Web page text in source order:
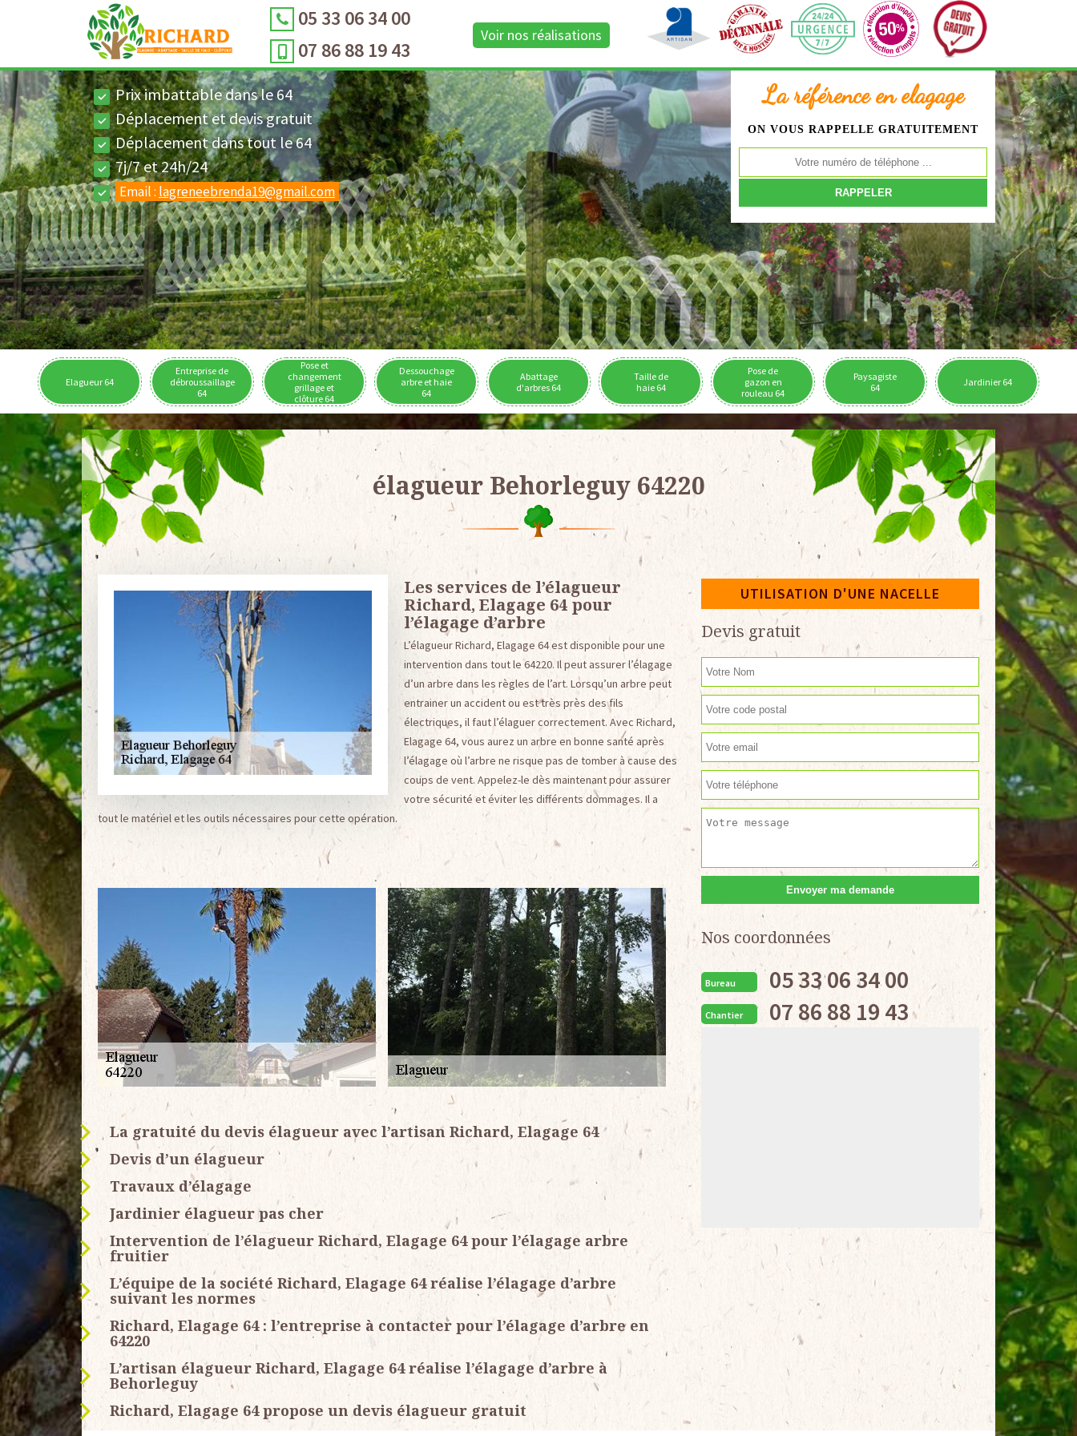
05 33 06 34 00
07 86 88 19 43
Voir nos réalisations
La référence en elagage
ON VOUS RAPPELLE GRATUITEMENT
Prix imbattable dans le 64
Déplacement et devis gratuit
Déplacement dans tout le 64
7j/7 et 24h/24
Email : lagreneebrenda19@gmail.com
Elagueur 64
Entreprise de
débroussaillage
64
Pose et
changement
grillage et
clôture 64
Dessouchage
arbre et haie
64
Abattage
d'arbres 64
Taille de
haie 64
Pose de
gazon en
rouleau 64
Paysagiste
64
Jardinier 64
élagueur Behorleguy 64220
Les services de l’élagueur
Richard, Elagage 64 pour
l’élagage d’arbre
L’élagueur Richard, Elagage 64 est disponible pour une
intervention dans tout le 64220. Il peut assurer l’élagage
d’un arbre dans les règles de l’art. Lorsqu’un arbre peut
entrainer un accident ou est très près des fils
électriques, il faut l’élaguer correctement. Avec Richard,
Elagage 64, vous aurez un arbre en bonne santé après
l’élagage où l’arbre ne risque pas de tomber à cause des
coups de vent. Appelez-le dès maintenant pour assurer
votre sécurité et éviter les différents dommages. Il a
tout le matériel et les outils nécessaires pour cette opération.
La gratuité du devis élagueur avec l’artisan Richard, Elagage 64
Devis d’un élagueur
Travaux d’élagage
Jardinier élagueur pas cher
Intervention de l’élagueur Richard, Elagage 64 pour l’élagage arbre
fruitier
L’équipe de la société Richard, Elagage 64 réalise l’élagage d’arbre
suivant les normes
Richard, Elagage 64 : l’entreprise à contacter pour l’élagage d’arbre en
64220
L’artisan élagueur Richard, Elagage 64 réalise l’élagage d’arbre à
Behorleguy
Richard, Elagage 64 propose un devis élagueur gratuit
UTILISATION D'UNE NACELLE
Devis gratuit
Nos coordonnées
Bureau 05 33 06 34 00
Chantier 07 86 88 19 43